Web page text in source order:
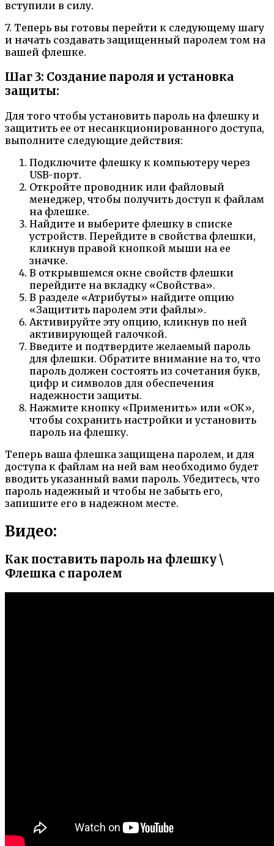
вступили в силу.
7. Теперь вы готовы перейти к следующему шагу
и начать создавать защищенный паролем том на
вашей флешке.
Шаг 3: Создание пароля и установка
защиты:
Для того чтобы установить пароль на флешку и
защитить ее от несанкционированного доступа,
выполните следующие действия:
Подключите флешку к компьютеру через
USB-порт.
Откройте проводник или файловый
менеджер, чтобы получить доступ к файлам
на флешке.
Найдите и выберите флешку в списке
устройств. Перейдите в свойства флешки,
кликнув правой кнопкой мыши на ее
значке.
В открывшемся окне свойств флешки
перейдите на вкладку «Свойства».
В разделе «Атрибуты» найдите опцию
«Защитить паролем эти файлы».
Активируйте эту опцию, кликнув по ней
активирующей галочкой.
Введите и подтвердите желаемый пароль
для флешки. Обратите внимание на то, что
пароль должен состоять из сочетания букв,
цифр и символов для обеспечения
надежности защиты.
Нажмите кнопку «Применить» или «ОК»,
чтобы сохранить настройки и установить
пароль на флешку.
Теперь ваша флешка защищена паролем, и для
доступа к файлам на ней вам необходимо будет
вводить указанный вами пароль. Убедитесь, что
пароль надежный и чтобы не забыть его,
запишите его в надежном месте.
Видео:
Как поставить пароль на флешку \
Флешка с паролем